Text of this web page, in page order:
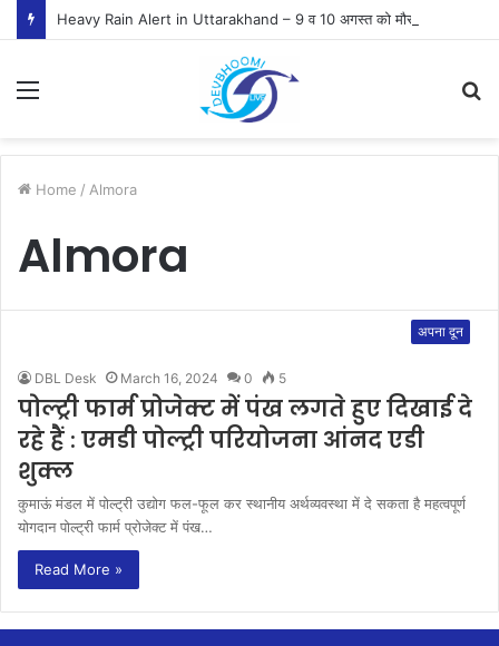
Menu
Home / Almora
Almora
अपना दून
DBL Desk March 16, 2024 0 5
पोल्ट्री फार्म प्रोजेक्ट में पंख लगते हुए दिखाई दे
रहे हैं : एमडी पोल्ट्री परियोजना आंनद एडी
शुक्ल
कुमाऊं मंडल में पोल्ट्री उद्योग फल-फूल कर स्थानीय अर्थव्यवस्था में दे सकता है महत्वपूर्ण
योगदान पोल्ट्री फार्म प्रोजेक्ट में पंख…
Read More »